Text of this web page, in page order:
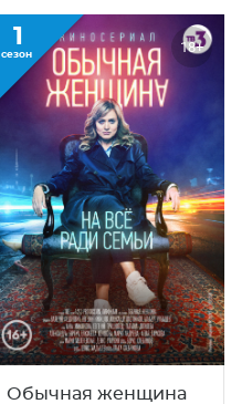
1
сезон 18+
Обычная женщина